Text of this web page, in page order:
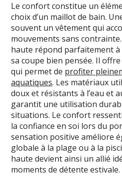
Le confort constitue un
choix d’un maillot de bain.
souvent un vêtement qui
mouvements sans
haute répond parfaitement à
sa coupe bien pensée. Il
qui permet de profiter
aquatiques. Les matériaux
doux et résistants à l’eau et
garantit une utilisation
situations. Le confort
la confiance en soi lors du
sensation positive améliore
globale à la plage ou à la
haute devient ainsi un allié
moments de détente estivale.